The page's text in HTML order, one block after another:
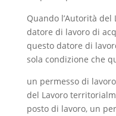
Quando l’Autorità
datore di lavoro di
questo datore di
sola condizione che
un permesso di
del Lavoro
posto di lavoro, un